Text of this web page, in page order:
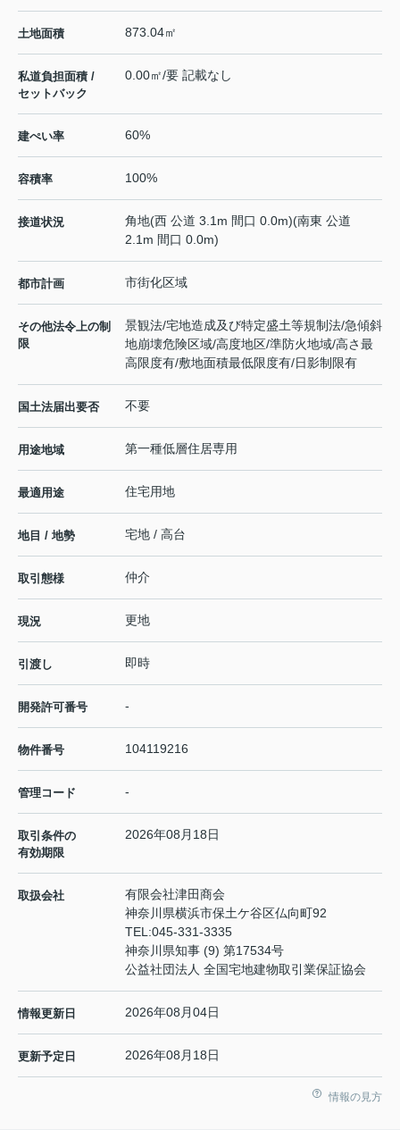
土地面積 873.04㎡
私道負担面積 /
セットバック
0.00㎡/要 記載なし
建ぺい率 60%
容積率 100%
接道状況
角地(西 公道 3.1m 間口 0.0m)(南東 公道
2.1m 間口 0.0m)
都市計画 市街化区域
その他法令上の制
限
景観法/宅地造成及び特定盛土等規制法/急傾斜
地崩壊危険区域/高度地区/準防火地域/高さ最
高限度有/敷地面積最低限度有/日影制限有
国土法届出要否 不要
用途地域 第一種低層住居専用
最適用途 住宅用地
地目 / 地勢 宅地 / 高台
取引態様 仲介
現況 更地
引渡し 即時
開発許可番号 -
物件番号 104119216
管理コード -
取引条件の
有効期限
2026年08月18日
取扱会社
有限会社津田商会
神奈川県横浜市保土ケ谷区仏向町92
TEL:045-331-3335
神奈川県知事 (9) 第17534号
公益社団法人 全国宅地建物取引業保証協会
情報更新日 2026年08月04日
更新予定日 2026年08月18日
情報の見方